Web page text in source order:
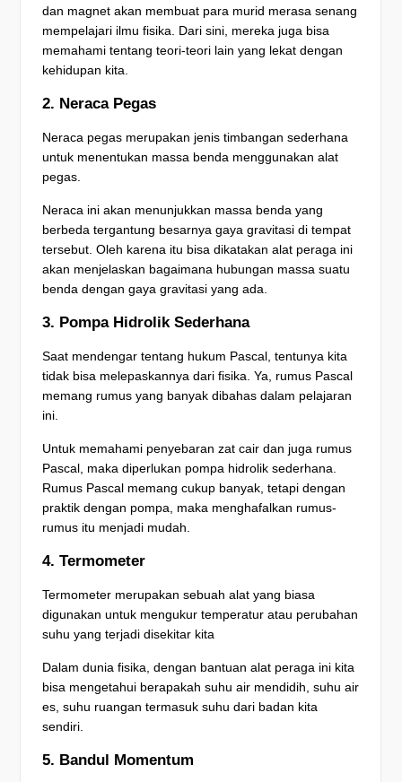
dan magnet akan membuat para murid merasa senang
mempelajari ilmu fisika. Dari sini, mereka juga bisa
memahami tentang teori-teori lain yang lekat dengan
kehidupan kita.
2. Neraca Pegas
Neraca pegas merupakan jenis timbangan sederhana
untuk menentukan massa benda menggunakan alat
pegas.
Neraca ini akan menunjukkan massa benda yang
berbeda tergantung besarnya gaya gravitasi di tempat
tersebut. Oleh karena itu bisa dikatakan alat peraga ini
akan menjelaskan bagaimana hubungan massa suatu
benda dengan gaya gravitasi yang ada.
3. Pompa Hidrolik Sederhana
Saat mendengar tentang hukum Pascal, tentunya kita
tidak bisa melepaskannya dari fisika. Ya, rumus Pascal
memang rumus yang banyak dibahas dalam pelajaran
ini.
Untuk memahami penyebaran zat cair dan juga rumus
Pascal, maka diperlukan pompa hidrolik sederhana.
Rumus Pascal memang cukup banyak, tetapi dengan
praktik dengan pompa, maka menghafalkan rumus-
rumus itu menjadi mudah.
4. Termometer
Termometer merupakan sebuah alat yang biasa
digunakan untuk mengukur temperatur atau perubahan
suhu yang terjadi disekitar kita
Dalam dunia fisika, dengan bantuan alat peraga ini kita
bisa mengetahui berapakah suhu air mendidih, suhu air
es, suhu ruangan termasuk suhu dari badan kita
sendiri.
5. Bandul Momentum